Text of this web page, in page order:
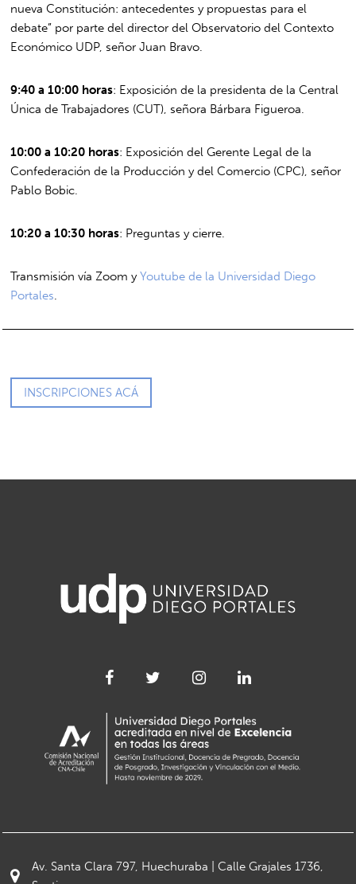
nueva Constitución: antecedentes y propuestas para el
debate” por parte del director del Observatorio del Contexto
Económico UDP, señor Juan Bravo.
9:40 a 10:00 horas: Exposición de la presidenta de la Central
Única de Trabajadores (CUT), señora Bárbara Figueroa.
10:00 a 10:20 horas: Exposición del Gerente Legal de la
Confederación de la Producción y del Comercio (CPC), señor
Pablo Bobic.
10:20 a 10:30 horas: Preguntas y cierre.
Transmisión vía Zoom yYoutube de la Universidad Diego
Portales
INSCRIPCIONES ACÁ
Av. Santa Clara 797, Huechuraba | Calle Grajales 1736,